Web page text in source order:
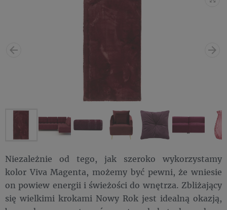
Niezależnie od tego, jak szeroko wykorzystamy
kolor Viva Magenta, możemy być pewni, że wniesie
on powiew energii i świeżości do wnętrza. Zbliżający
się wielkimi krokami Nowy Rok jest idealną okazją,